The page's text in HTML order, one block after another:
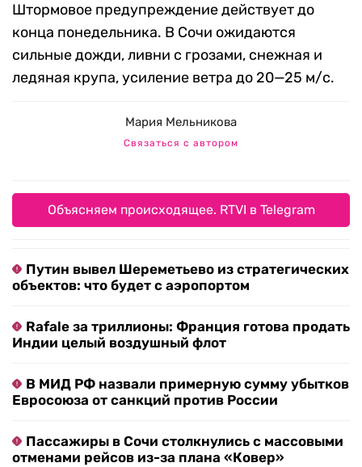
Штормовое предупреждение действует до
конца понедельника. В Сочи ожидаются
сильные дожди, ливни с грозами, снежная и
ледяная крупа, усиление ветра до 20—25 м/с.
Мария Мельникова
Связаться с автором
Объясняем происходящее. RTVI в Telegram
Путин вывел Шереметьево из стратегических
объектов: что будет с аэропортом
Rafale за триллионы: Франция готова продать
Индии целый воздушный флот
В МИД РФ назвали примерную сумму убытков
Евросоюза от санкций против России
Пассажиры в Сочи столкнулись с массовыми
отменами рейсов из-за плана «Ковер»